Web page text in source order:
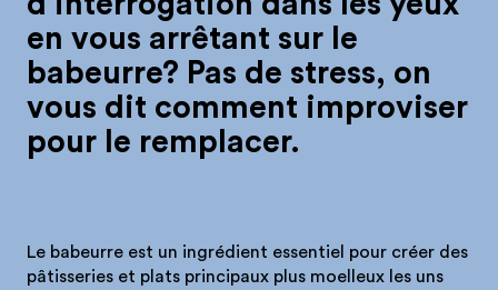
en vous arrêtant sur le
babeurre? Pas de stress, on
vous dit comment improviser
pour le remplacer.
Le babeurre est un ingrédient essentiel pour créer des
pâtisseries et plats principaux plus moelleux les uns